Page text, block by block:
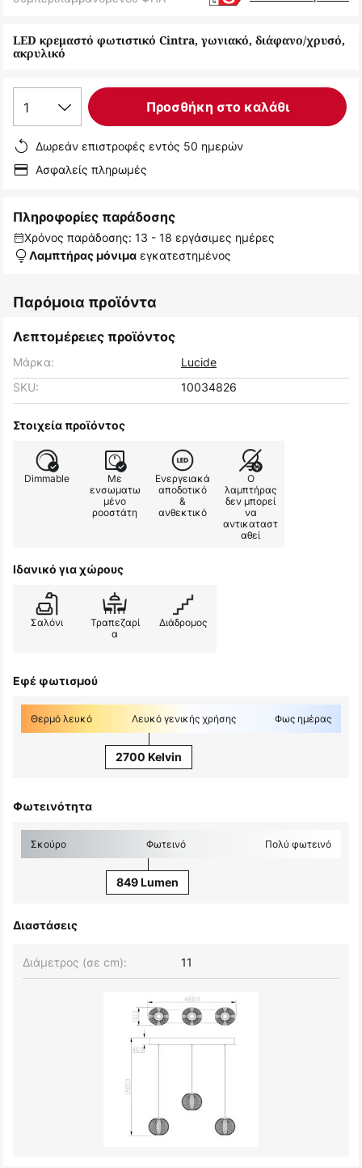
συλλογής
εικόνων
LED κρεμαστό φωτιστικό Cintra, γωνιακό, διάφανο/χρυσό,
ακρυλικό
1 Προσθήκη στο καλάθι
Δωρεάν επιστροφές εντός 50 ημερών
Ασφαλείς πληρωμές
Πληροφορίες παράδοσης
Χρόνος παράδοσης: 13 - 18 εργάσιμες ημέρες
Λαμπτήρας μόνιμα εγκατεστημένος
Παρόμοια προϊόντα
Λεπτομέρειες προϊόντος
Μάρκα:
Lucide
SKU:
10034826
Στοιχεία προϊόντος
Dimmable
Με
ενσωματω
μένο
ροοστάτη
Ενεργειακά
αποδοτικό
&
ανθεκτικό
Ο
λαμπτήρας
δεν μπορεί
να
αντικαταστ
αθεί
Ιδανικό για χώρους
Σαλόνι
Τραπεζαρί
α
Διάδρομος
Εφέ φωτισμού
Θερμό λευκό Λευκό γενικής χρήσης Φως ημέρας
2700 Kelvin
Φωτεινότητα
Σκούρο Φωτεινό Πολύ φωτεινό
849 Lumen
Διαστάσεις
Διάμετρος (σε cm): 11